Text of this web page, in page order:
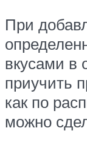
При
вкусами в
приучить
как по
можно